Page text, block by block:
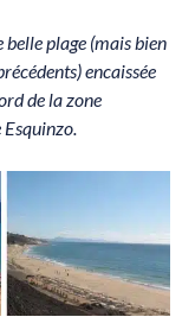
belle plage (mais bien
encaissée
de la zone